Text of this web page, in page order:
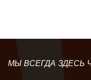
МЫ ВСЕГДА ЗДЕСЬ